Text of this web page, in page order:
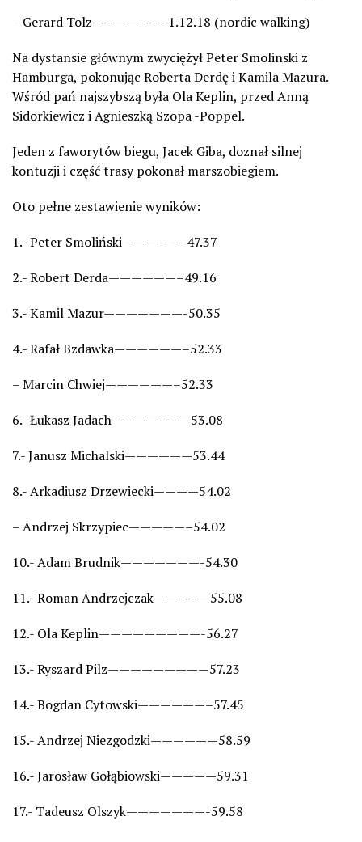
– Gerard Tolz——————–1.12.18 (nordic walking)
Na dystansie głównym zwyciężył Peter Smolinski z
Hamburga, pokonując Roberta Derdę i Kamila Mazura.
Wśród pań najszybszą była Ola Keplin, przed Anną
Sidorkiewicz i Agnieszką Szopa -Poppel.
Jeden z faworytów biegu, Jacek Giba, doznał silnej
kontuzji i część trasy pokonał marszobiegiem.
Oto pełne zestawienie wyników:
1.- Peter Smoliński—————–47.37
2.- Robert Derda——————–49.16
3.- Kamil Mazur———————-50.35
4.- Rafał Bzdawka——————–52.33
– Marcin Chwiej——————–52.33
6.- Łukasz Jadach———————53.08
7.- Janusz Michalski——————53.44
8.- Arkadiusz Drzewiecki————54.02
– Andrzej Skrzypiec—————–54.02
10.- Adam Brudnik———————-54.30
11.- Roman Andrzejczak—————55.08
12.- Ola Keplin—————————-56.27
13.- Ryszard Pilz—————————57.23
14.- Bogdan Cytowski——————–57.45
15.- Andrzej Niezgodzki——————58.59
16.- Jarosław Gołąbiowski—————59.31
17.- Tadeusz Olszyk———————-59.58